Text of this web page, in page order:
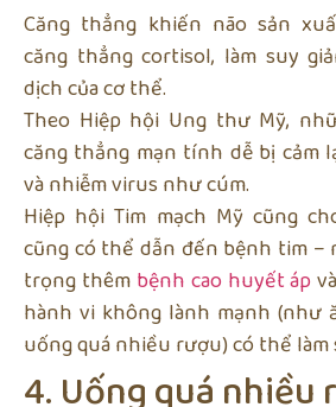
Căng thẳng khiến não sản
căng thẳng cortisol, làm suy
dịch của cơ thể.
Theo Hiệp hội Ung thư Mỹ,
căng thẳng mạn tính dễ bị cảm
và nhiễm virus như cúm.
Hiệp hội Tim mạch Mỹ cũng
cũng có thể dẫn đến bệnh tim –
trọng thêm bệnh cao huyết áp
hành vi không lành mạnh (như
uống quá nhiều rượu) có thể làm
4. Uống quá nhiều